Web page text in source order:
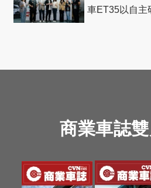
車ET35以自主
商業車誌